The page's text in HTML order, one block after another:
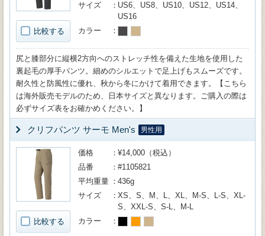
比較する
サイズ
US6、US8、US10、US12、US14、
US16
カラー
尻と膝部分に縦横2方向へのストレッチ性を備えた生地を使用した
裏起毛の厚手パンツ。細めのシルエットで足上げもスムーズです。
耐久性と防風性に優れ、秋から冬にかけて着用できます。【こちら
は海外販売モデルのため、日本サイズと異なります。ご購入の際は
必ずサイズ表をお確かめください。】
クリフパンツ サーモ Men's 男性用
比較する
価格
¥14,000（税込）
品番
#1105821
平均重量
436g
サイズ
XS、S、M、L、XL、M-S、L-S、XL-
S、XXL-S、S-L、M-L
カラー